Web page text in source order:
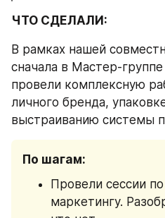
ЧТО СДЕЛАЛИ:
В рамках нашей
сначала в Мастер-
провели комплексную
личного бренда,
выстраиванию системы
По шагам:
Провели сессии
маркетингу.